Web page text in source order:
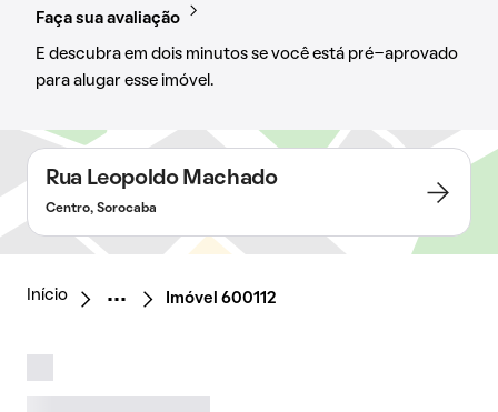
Faça sua avaliação
E descubra em dois minutos se você está pré-aprovado
para alugar esse imóvel.
Rua Leopoldo Machado
Centro, Sorocaba
Início Imóvel 600112